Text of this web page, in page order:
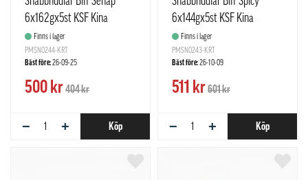
6x162gx5st KSF Kina
Finns i lager
PMSN0244-KRT
Bäst före:26-09-25
500 kr404 kr
− + Köp
6x144gx5st KSF Kina
Finns i lager
PMSN0243-KRT
Bäst före:26-10-09
511 kr601 kr
− + Köp